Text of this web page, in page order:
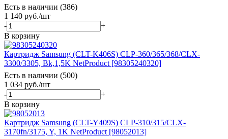
Есть в наличии (386)
1 140 руб./шт
-
+
В корзину
Картридж Samsung (CLT-K406S) CLP-360/365/368/CLX-
3300/3305, Bk,1,5K NetProduct [98305240320]
Есть в наличии (500)
1 034 руб./шт
-
+
В корзину
Картридж Samsung (CLT-Y409S) CLP-310/315/CLX-
3170fn/3175, Y, 1K NetProduct [98052013]